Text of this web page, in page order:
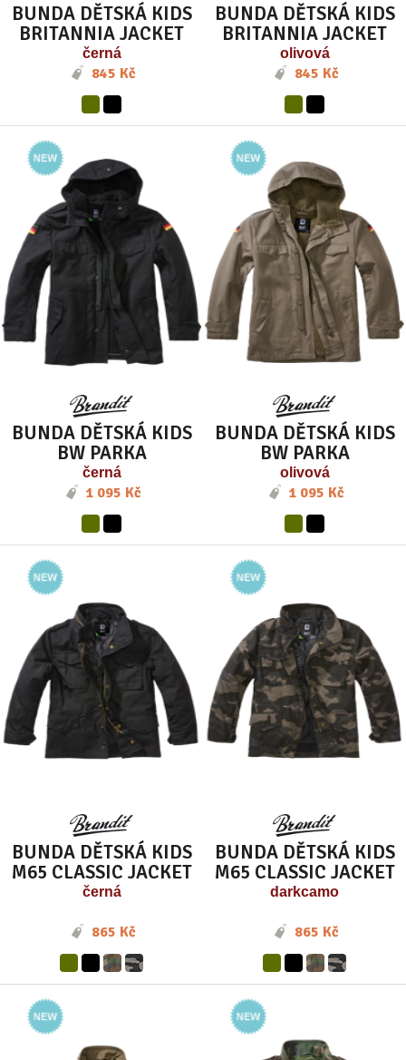
BUNDA DĚTSKÁ KIDS
BRITANNIA JACKET
černá
845 Kč
BUNDA DĚTSKÁ KIDS
BRITANNIA JACKET
olivová
845 Kč
BUNDA DĚTSKÁ KIDS
BW PARKA
černá
1 095 Kč
BUNDA DĚTSKÁ KIDS
BW PARKA
olivová
1 095 Kč
BUNDA DĚTSKÁ KIDS
M65 CLASSIC JACKET
černá
865 Kč
BUNDA DĚTSKÁ KIDS
M65 CLASSIC JACKET
darkcamo
865 Kč